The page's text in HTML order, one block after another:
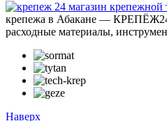
крепежа в Абакане —
расходные материалы,
Наверх